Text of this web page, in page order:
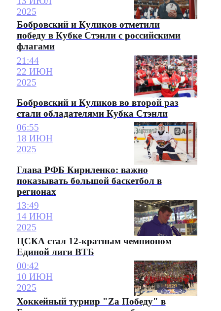
2025
Бобровский и Куликов отметили
победу в Кубке Стэнли с российскими
флагами
21:44
22 ИЮН
2025
Бобровский и Куликов во второй раз
стали обладателями Кубка Стэнли
06:55
18 ИЮН
2025
Глава РФБ Кириленко: важно
показывать большой баскетбол в
регионах
13:49
14 ИЮН
2025
ЦСКА стал 12-кратным чемпионом
Единой лиги ВТБ
00:42
10 ИЮН
2025
Хоккейный турнир "Zа Победу" в